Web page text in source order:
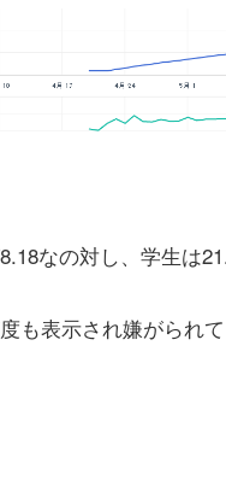
なの対し、学生は
も表示され嫌がられ